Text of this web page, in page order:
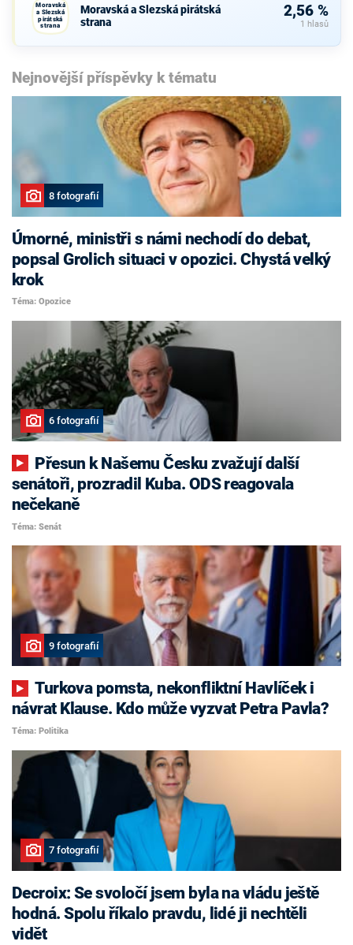
Moravská
a Slezská
pirátská
strana
Moravská a Slezská pirátská
strana
2,56 %
1 hlasů
Nejnovější příspěvky k tématu
8 fotografií
Úmorné, ministři s námi nechodí do debat,
popsal Grolich situaci v opozici. Chystá velký
krok
Téma: Opozice
6 fotografií
senátoři, prozradil Kuba. ODS reagovala
nečekaně
Téma: Senát
9 fotografií
Turkova pomsta, nekonfliktní Havlíček i
návrat Klause. Kdo může vyzvat Petra Pavla?
Téma: Politika
7 fotografií
Decroix: Se svoločí jsem byla na vládu ještě
hodná. Spolu říkalo pravdu, lidé ji nechtěli
vidět